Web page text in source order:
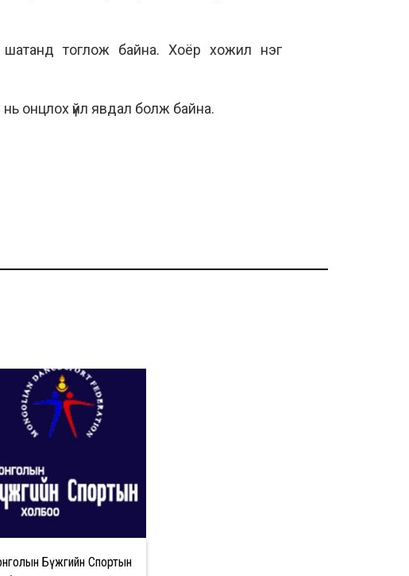
тоглож байна. Хоёр хожил нэг
онцлох үйл явдал болж байна.
Бүжгийн Спортын